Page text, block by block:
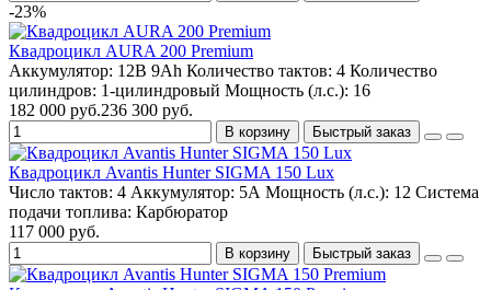
-23%
Квадроцикл AURA 200 Premium
Аккумулятор: 12В 9Ah Количество тактов: 4 Количество
цилиндров: 1-цилиндровый Мощность (л.с.): 16
182 000 руб.236 300 руб.
В корзину Быстрый заказ
Квадроцикл Avantis Hunter SIGMA 150 Lux
Число тактов: 4 Аккумулятор: 5А Мощность (л.с.): 12 Система
подачи топлива: Карбюратор
117 000 руб.
В корзину Быстрый заказ